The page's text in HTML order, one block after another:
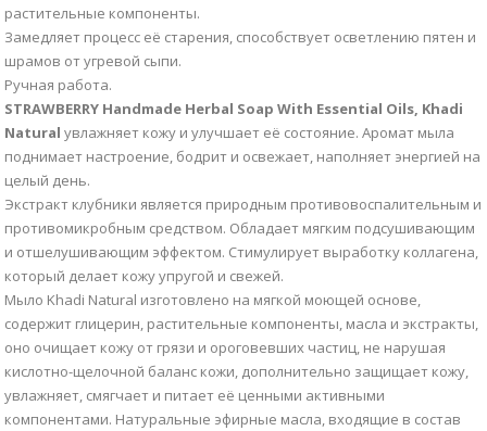
растительные компоненты.
Замедляет процесс её старения, способствует осветлению пятен и
шрамов от угревой сыпи.
Ручная работа.
STRAWBERRY Handmade Herbal Soap With Essential Oils, Khadi
Natural увлажняет кожу и улучшает её состояние. Аромат мыла
поднимает настроение, бодрит и освежает, наполняет энергией на
целый день.
Экстракт клубники является природным противовоспалительным и
противомикробным средством. Обладает мягким подсушивающим
и отшелушивающим эффектом. Стимулирует выработку коллагена,
который делает кожу упругой и свежей.
Мыло Khadi Natural изготовлено на мягкой моющей основе,
содержит глицерин, растительные компоненты, масла и экстракты,
оно очищает кожу от грязи и ороговевших частиц, не нарушая
кислотно-щелочной баланс кожи, дополнительно защищает кожу,
увлажняет, смягчает и питает её ценными активными
компонентами. Натуральные эфирные масла, входящие в состав